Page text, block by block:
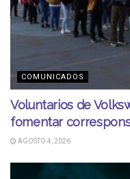
COMUNICADOS
Voluntarios de
fomentar
AGOSTO 4, 2026